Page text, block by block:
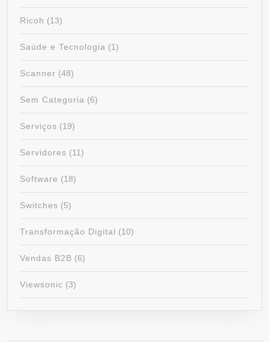
Ricoh (13)
Saúde e Tecnologia (1)
Scanner (48)
Sem Categoria (6)
Serviços (19)
Servidores (11)
Software (18)
Switches (5)
Transformação Digital (10)
Vendas B2B (6)
Viewsonic (3)